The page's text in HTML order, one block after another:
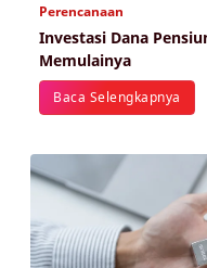
Perencanaan
Investasi Dana
Memulainya
Baca Selengkapnya